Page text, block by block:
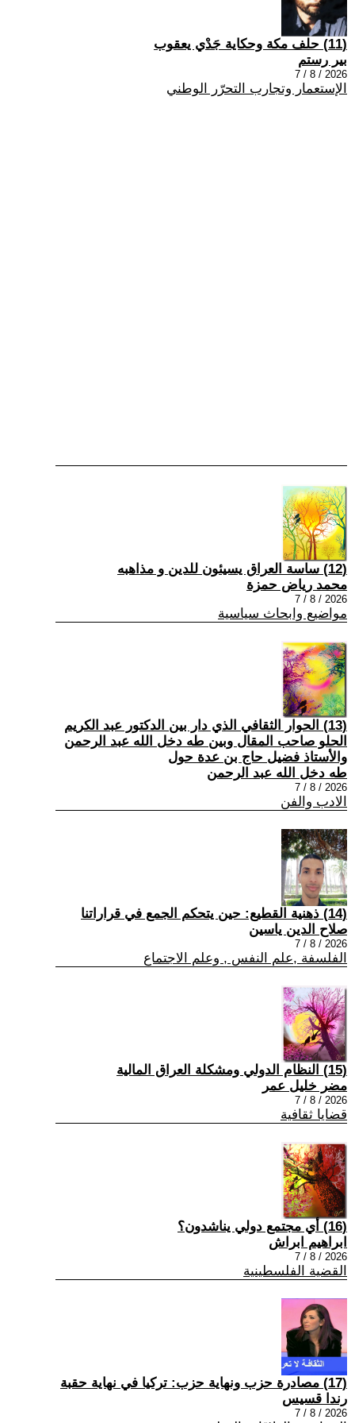
(11) حلف مكة وحكاية جَدْي يعقوب
بير رستم
2026 / 8 / 7
الإستعمار وتجارب التحرّر الوطني
(12) ساسة العراق يسيئون للدين و مذاهبه
محمد رياض حمزة
2026 / 8 / 7
مواضيع وابحاث سياسية
(13) الحوار الثقافي الذي دار بين الدكتور عبد الكريم
الحلو صاحب المقال وبين طه دخل الله عبد الرحمن
والأستاذ فضيل حاج بن عدة حول
طه دخل الله عبد الرحمن
2026 / 8 / 7
الادب والفن
(14) ذهنية القطيع: حين يتحكم الجمع في قراراتنا
صلاح الدين ياسين
2026 / 8 / 7
الفلسفة ,علم النفس , وعلم الاجتماع
(15) النظام الدولي ومشكلة العراق المالية
مضر خليل عمر
2026 / 8 / 7
قضايا ثقافية
(16) أي مجتمع دولي يناشدون؟
ابراهيم ابراش
2026 / 8 / 7
القضية الفلسطينية
(17) مصادرة حزب ونهاية حزب: تركيا في نهاية حقبة
رندا قسيس
2026 / 8 / 7